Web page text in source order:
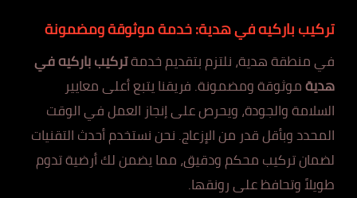
تركيب باركيه في هدية: خدمة موثوقة ومضمونة
في منطقة هدية، نلتزم بتقديم خدمةتركيب باركيه في
هديةموثوقة ومضمونة. فريقنا يتبع أعلى معايير
السلامة والجودة، ويحرص على إنجاز العمل في الوقت
المحدد وبأقل قدر من الإزعاج. نحن نستخدم أحدث التقنيات
لضمان تركيب محكم ودقيق، مما يضمن لك أرضية تدوم
طويلاً وتحافظ على رونقها.